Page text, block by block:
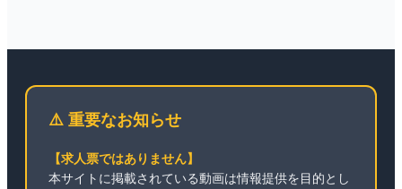
⚠️ 重要なお知らせ
【求人票ではありません】
本サイトに掲載されている動画は情報提供を目的とし